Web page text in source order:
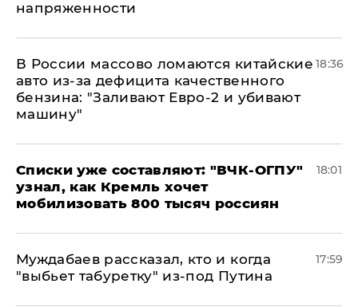
напряженности
В России массово ломаются китайские
авто из-за дефицита качественного
бензина: "Заливают Евро-2 и убивают
машину"
18:36
Списки уже составляют: "ВЧК-ОГПУ"
узнал, как Кремль хочет
мобилизовать 800 тысяч россиян
18:01
Муждабаев рассказал, кто и когда
"выбьет табуретку" из-под Путина
17:59